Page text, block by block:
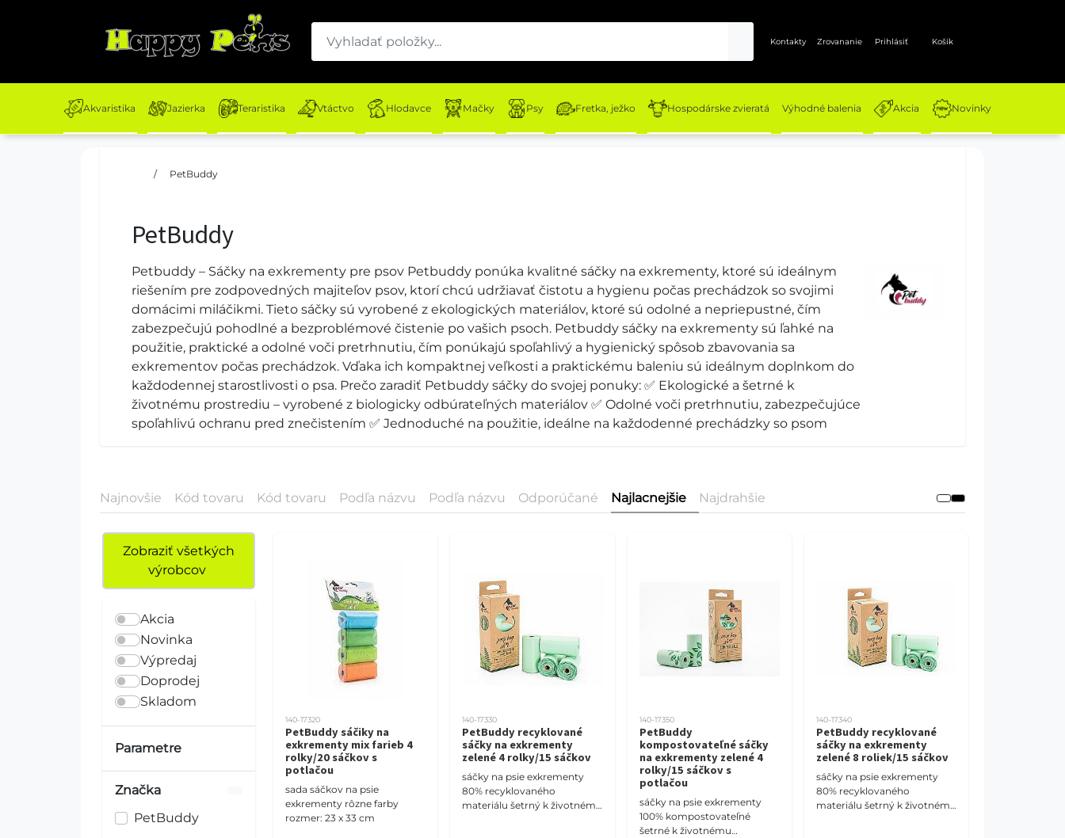
Kontakty Zrovananie Prihlásiť Košík
Akvaristika Jazierka Teraristika Vtáctvo Hlodavce Mačky Psy Fretka, ježko Hospodárske zvieratá Výhodné balenia Akcia Novinky
/ PetBuddy
PetBuddy
Petbuddy – Sáčky na exkrementy pre psov Petbuddy ponúka kvalitné sáčky na exkrementy, ktoré sú ideálnym
riešením pre zodpovedných majiteľov psov, ktorí chcú udržiavať čistotu a hygienu počas prechádzok so svojimi
domácimi miláčikmi. Tieto sáčky sú vyrobené z ekologických materiálov, ktoré sú odolné a nepriepustné, čím
zabezpečujú pohodlné a bezproblémové čistenie po vašich psoch. Petbuddy sáčky na exkrementy sú ľahké na
použitie, praktické a odolné voči pretrhnutiu, čím ponúkajú spoľahlivý a hygienický spôsob zbavovania sa
exkrementov počas prechádzok. Vďaka ich kompaktnej veľkosti a praktickému baleniu sú ideálnym doplnkom do
každodennej starostlivosti o psa. Prečo zaradiť Petbuddy sáčky do svojej ponuky: ✅ Ekologické a šetrné k
životnému prostrediu – vyrobené z biologicky odbúrateľných materiálov ✅ Odolné voči pretrhnutiu, zabezpečujúce
spoľahlivú ochranu pred znečistením ✅ Jednoduché na použitie, ideálne na každodenné prechádzky so psom
Najnovšie Kód tovaru Kód tovaru Podľa názvu Podľa názvu Odporúčané Najlacnejšie Najdrahšie
Zobraziť všetkých
výrobcov
Akcia
Novinka
Výpredaj
Doprodej
Skladom
Parametre
Značka
PetBuddy
140-17320
PetBuddy sáčiky na
exkrementy mix farieb 4
rolky/20 sáčkov s
potlačou
sada sáčkov na psie
exkrementy rôzne farby
rozmer: 23 x 33 cm
140-17330
PetBuddy recyklované
sáčky na exkrementy
zelené 4 rolky/15 sáčkov
sáčky na psie exkrementy
80% recyklovaného
materiálu šetrný k životnému
140-17350
PetBuddy
kompostovateľné sáčky
na exkrementy zelené 4
rolky/15 sáčkov s
potlačou
sáčky na psie exkrementy
100% kompostovateľné
šetrné k životnému
140-17340
PetBuddy recyklované
sáčky na exkrementy
zelené 8 roliek/15 sáčkov
sáčky na psie exkrementy
80% recyklovaného
materiálu šetrný k životnému